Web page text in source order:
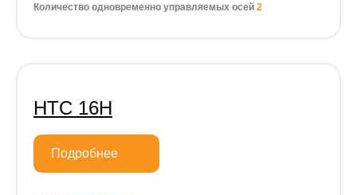
Количество одновременно управляемых осей 2
HTC 16H
Подробнее